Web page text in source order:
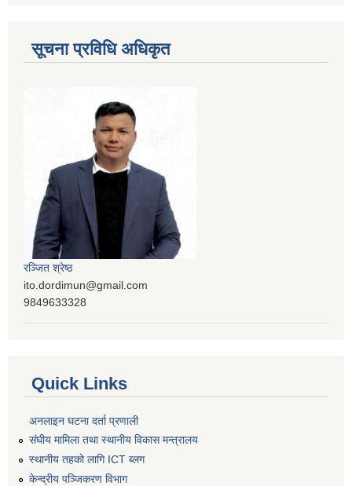
सूचना प्रविधि अधिकृत
रञ्‍जित श्रेष्ठ
ito.dordimun@gmail.com
9849633328
Quick Links
अनलाइन घटना दर्ता प्रणाली
संघीय मामिला तथा स्थानीय विकास मन्त्रालय
स्थानीय तहको लागि ICT ब्लग
केन्द्रीय पञ्जिकरण विभाग